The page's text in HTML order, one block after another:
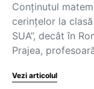
Conținutul
cerințelor la
SUA”, decât în
Prajea,
Vezi articolul